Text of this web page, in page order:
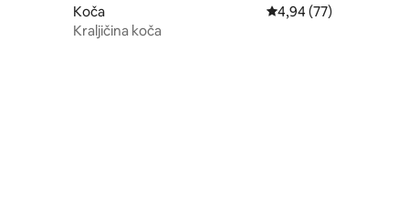
Koča Povprečna ocena:
4,94 (77)
Kraljičina koča